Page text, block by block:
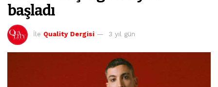
başladı
İle Quality Dergisi 3 yıl gün